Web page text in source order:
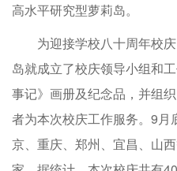
高水平研究型萝莉岛。
为迎接学校八十周年校
岛就成立了校庆领导小组和
事记》画册及纪念品，并组
者为本次校庆工作服务。9
京、重庆、郑州、宜昌、山